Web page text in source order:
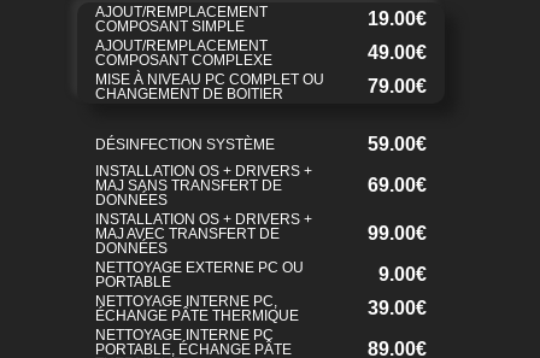
AJOUT/REMPLACEMENT
COMPOSANT SIMPLE
19.00€
AJOUT/REMPLACEMENT
COMPOSANT COMPLEXE
49.00€
MISE À NIVEAU PC COMPLET OU
CHANGEMENT DE BOITIER
79.00€
DÉSINFECTION SYSTÈME 59.00€
INSTALLATION OS + DRIVERS +
MAJ SANS TRANSFERT DE
DONNÉES
69.00€
INSTALLATION OS + DRIVERS +
MAJ AVEC TRANSFERT DE
DONNÉES
99.00€
NETTOYAGE EXTERNE PC OU
PORTABLE
9.00€
NETTOYAGE INTERNE PC,
ÉCHANGE PÂTE THERMIQUE
39.00€
NETTOYAGE INTERNE PC
PORTABLE, ÉCHANGE PÂTE
89.00€